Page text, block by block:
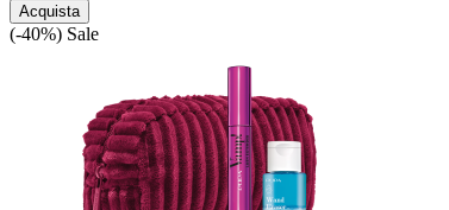
Acquista
(-40%) Sale